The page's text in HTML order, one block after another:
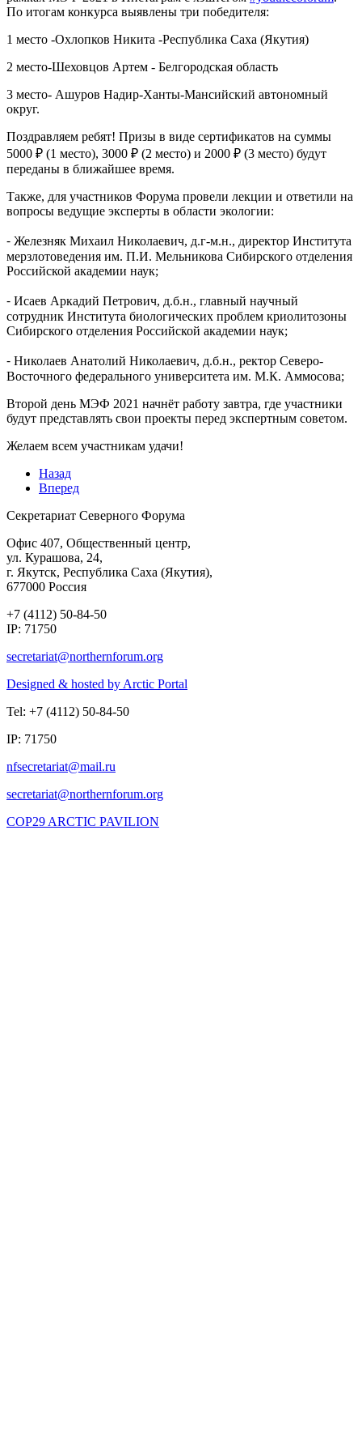
По итогам конкурса выявлены три победителя:
1 место -Охлопков Никита -Республика Саха (Якутия)
2 место-Шеховцов Артем - Белгородская область
3 место- Ашуров Надир-Ханты-Мансийский автономный
округ.
Поздравляем ребят! Призы в виде сертификатов на суммы
5000 ₽ (1 место), 3000 ₽ (2 место) и 2000 ₽ (3 место) будут
переданы в ближайшее время.
Также, для участников Форума провели лекции и ответили на
вопросы ведущие эксперты в области экологии:
⁃ Железняк Михаил Николаевич, д.г-м.н., директор Института
мерзлотоведения им. П.И. Мельникова Сибирского отделения
Российской академии наук;
⁃ Исаев Аркадий Петрович, д.б.н., главный научный
сотрудник Института биологических проблем криолитозоны
Сибирского отделения Российской академии наук;
⁃ Николаев Анатолий Николаевич, д.б.н., ректор Северо-
Восточного федерального университета им. М.К. Аммосова;
Второй день МЭФ 2021 начнёт работу завтра, где участники
будут представлять свои проекты перед экспертным советом.
Желаем всем участникам удачи!
Назад
Вперед
Секретариат Северного Форума
Офис 407, Общественный центр,
ул. Курашова, 24,
г. Якутск, Республика Саха (Якутия),
677000 Россия
+7 (4112) 50-84-50
IP: 71750
Designed & hosted by Arctic Portal
Tel: +7 (4112) 50-84-50
IP: 71750
COP29 ARCTIC PAVILION